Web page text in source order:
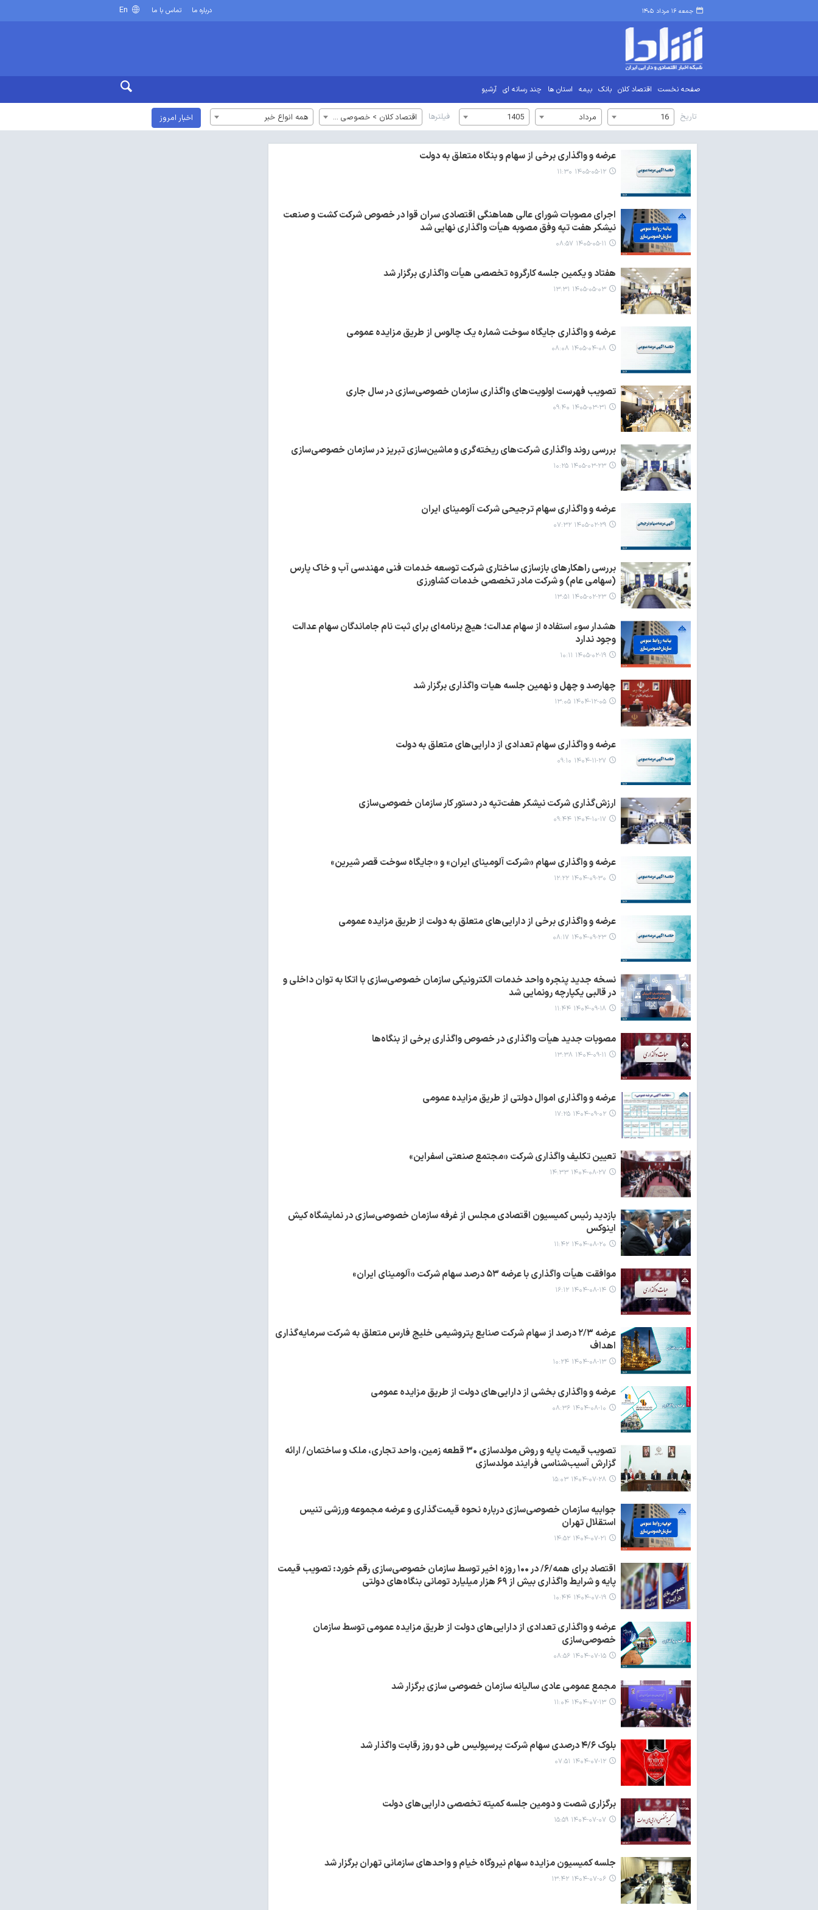
جمعه ۱۶ مرداد ۱۴۰۵ درباره ما تماس با ما
صفحه نخست اقتصاد کلان بانک بیمه استان ها چند رسانه ای آرشیو
تاریخ 16 مرداد 1405 فیلترها اقتصاد کلان > خصوصی سازی همه انواع خبر اخبار امروز
عرضه و واگذاری برخی از سهام و بنگاه متعلق به دولت
۱۴۰۵-۰۵-۱۲ ۱۱:۳۰
اجرای مصوبات شورای عالی هماهنگی اقتصادی سران قوا در خصوص شرکت کشت و صنعت
نیشکر هفت تپه وفق مصوبه هیأت واگذاری نهایی شد
۱۴۰۵-۰۵-۱۱ ۰۸:۵۷
هفتاد و یکمین جلسه کارگروه تخصصی هیأت واگذاری برگزار شد
۱۴۰۵-۰۵-۰۳ ۱۳:۳۱
عرضه و واگذاری جایگاه سوخت شماره یک چالوس از طریق مزایده عمومی
۱۴۰۵-۰۴-۰۸ ۰۸:۰۸
تصویب فهرست اولویت‌های واگذاری سازمان خصوصی‌سازی در سال جاری
۱۴۰۵-۰۳-۳۱ ۰۹:۴۰
بررسی روند واگذاری شرکت‌های ریخته‌گری و ماشین‌سازی تبریز در سازمان خصوصی‌سازی
۱۴۰۵-۰۳-۲۳ ۱۰:۲۵
عرضه و واگذاری سهام ترجیحی شرکت آلومینای ایران
۱۴۰۵-۰۲-۲۹ ۰۷:۳۲
بررسی راهکارهای بازسازی ساختاری شرکت توسعه خدمات فنی مهندسی آب و خاک پارس
(سهامی عام) و شرکت مادر تخصصی خدمات کشاورزی
۱۴۰۵-۰۲-۲۳ ۱۳:۵۱
هشدار سوء استفاده از سهام عدالت؛ هیچ برنامه‌ای برای ثبت نام جاماندگان سهام عدالت
وجود ندارد
۱۴۰۵-۰۲-۱۹ ۱۰:۱۱
چهارصد و چهل و نهمین جلسه هیات واگذاری برگزار شد
۱۴۰۴-۱۲-۰۵ ۱۳:۰۵
عرضه و واگذاری سهام تعدادی از دارایی‌های متعلق به دولت
۱۴۰۴-۱۱-۲۷ ۰۹:۱۰
ارزش‌گذاری شرکت نیشکر هفت‌تپه در دستور کار سازمان خصوصی‌سازی
۱۴۰۴-۱۰-۱۷ ۰۹:۴۴
عرضه و واگذاری سهام «شرکت آلومینای ایران» و «جایگاه سوخت قصر شیرین»
۱۴۰۴-۰۹-۳۰ ۱۲:۲۲
عرضه و واگذاری برخی از دارایی‌های متعلق به دولت از طریق مزایده عمومی
۱۴۰۴-۰۹-۲۳ ۰۸:۱۷
نسخه جدید پنجره واحد خدمات الکترونیکی سازمان خصوصی‌سازی با اتکا به توان داخلی و
در قالبی یکپارچه رونمایی شد
۱۴۰۴-۰۹-۱۸ ۱۱:۴۴
مصوبات جدید هیأت واگذاری در خصوص واگذاری برخی از بنگاه‌ها
۱۴۰۴-۰۹-۱۱ ۱۳:۳۸
عرضه و واگذاری اموال دولتی از طریق مزایده عمومی
۱۴۰۴-۰۹-۰۲ ۱۷:۲۵
تعیین تکلیف واگذاری شرکت «مجتمع صنعتی اسفراین»
۱۴۰۴-۰۸-۲۷ ۱۴:۳۳
بازدید رئیس کمیسیون اقتصادی مجلس از غرفه سازمان خصوصی‌سازی در نمایشگاه کیش
اینوکس
۱۴۰۴-۰۸-۲۰ ۱۱:۴۲
موافقت هیأت واگذاری با عرضه ۵۳ درصد سهام شرکت «آلومینای ایران»
۱۴۰۴-۰۸-۱۴ ۱۶:۱۲
عرضه ۲/۳ درصد از سهام شرکت صنایع پتروشیمی خلیج فارس متعلق به شرکت سرمایه‌گذاری
اهداف
۱۴۰۴-۰۸-۱۳ ۱۰:۲۴
عرضه و واگذاری بخشی از دارایی‌های دولت از طریق مزایده عمومی
۱۴۰۴-۰۸-۱۰ ۰۸:۳۶
تصویب قیمت پایه و روش مولدسازی ۳۰ قطعه زمین، واحد تجاری، ملک و ساختمان/ ارائه
گزارش آسیب‌شناسی فرایند مولدسازی
۱۴۰۴-۰۷-۲۸ ۱۵:۰۳
جوابیه سازمان خصوصی‌سازی درباره نحوه قیمت‌گذاری و عرضه مجموعه ورزشی تنیس
استقلال تهران
۱۴۰۴-۰۷-۲۱ ۱۴:۵۲
اقتصاد برای همه/۶/ در ۱۰۰ روزه اخیر توسط سازمان خصوصی‌سازی رقم خورد: تصویب قیمت
پایه و شرایط واگذاری بیش از ۶۹ هزار میلیارد تومانی بنگاه‌های دولتی
۱۴۰۴-۰۷-۱۹ ۱۰:۴۴
عرضه و واگذاری تعدادی از دارایی‌های دولت از طریق مزایده عمومی توسط سازمان
خصوصی‌سازی
۱۴۰۴-۰۷-۱۵ ۰۸:۵۶
مجمع عمومی عادی سالیانه سازمان خصوصی سازی برگزار شد
۱۴۰۴-۰۷-۱۳ ۱۱:۰۴
بلوک ۴/۶ درصدی سهام شرکت پرسپولیس طی دو روز رقابت واگذار شد
۱۴۰۴-۰۷-۱۲ ۰۷:۵۱
برگزاری شصت و دومین جلسه کمیته تخصصی دارایی‌های دولت
۱۴۰۴-۰۷-۰۷ ۱۵:۵۹
جلسه کمیسیون مزایده سهام نیروگاه خیام و واحدهای سازمانی تهران برگزار شد
۱۴۰۴-۰۷-۰۶ ۱۳:۴۲